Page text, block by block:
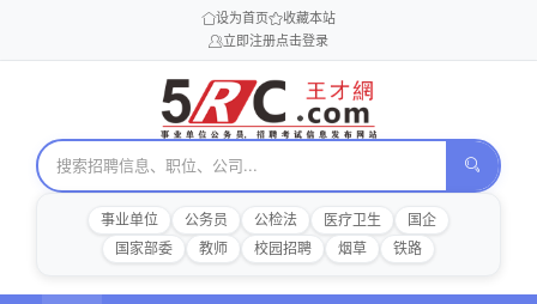
设为首页
收藏本站
立即注册点击登录
事业单位 公务员 公检法 医疗卫生
国企
国家部委
教师 校园招聘 烟草 铁路